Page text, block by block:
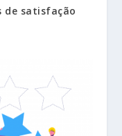
de satisfação